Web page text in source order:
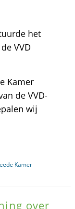
het
VVD
Kamer
de VVD-
wij
Kamer
over